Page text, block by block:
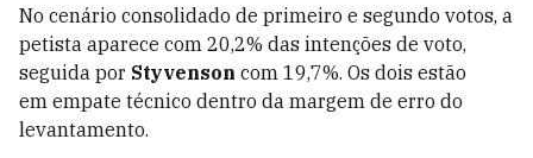
No cenário consolidado de primeiro e segundo votos, a
petista aparece com 20,2% das intenções de voto,
seguida por Styvenson com 19,7%. Os dois estão
em empate técnico dentro da margem de erro do
levantamento.